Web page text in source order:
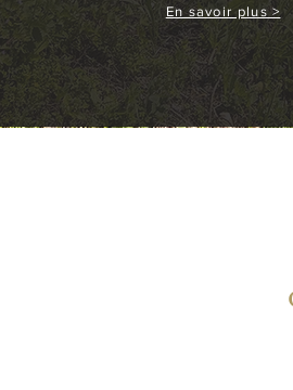
En savoir plus >